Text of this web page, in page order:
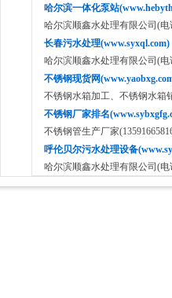
哈尔滨一体化泵站
哈尔滨顺鑫水处理有限公司(电
长春污水处理(www.syxql.com)
哈尔滨顺鑫水处理有限公司(电
不锈钢现货网
不锈钢水箱加工、不锈钢水箱
不锈钢厂家排名
不锈钢管生产厂家
呼伦贝尔污水处理设备
哈尔滨顺鑫水处理有限公司(电